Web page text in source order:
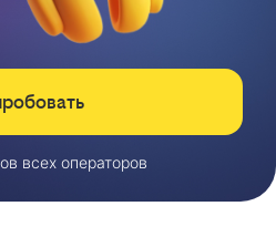
всех операторов